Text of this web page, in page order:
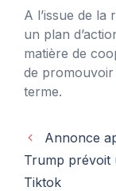
A l’issue de
un plan
matière de
de promouvoir
terme.
Annonce
Trump prévoit
Tiktok